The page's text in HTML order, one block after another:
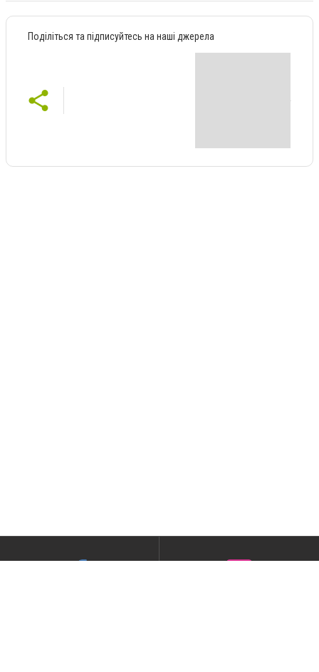
Поділіться та підписуйтесь на наші джерела